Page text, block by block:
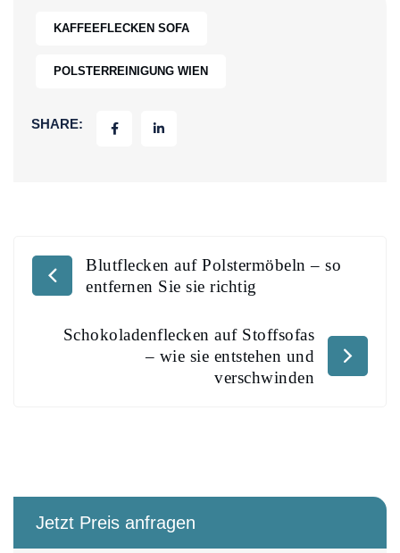
KAFFEEFLECKEN SOFA
POLSTERREINIGUNG WIEN
SHARE:
Blutflecken auf Polstermöbeln – so
entfernen Sie sie richtig
Schokoladenflecken auf Stoffsofas
– wie sie entstehen und
verschwinden
Jetzt Preis anfragen